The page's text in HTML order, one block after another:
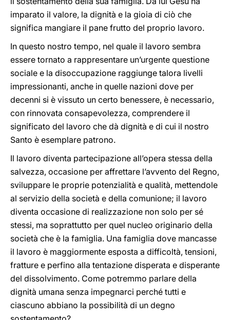
imparato il valore, la dignità e la gioia di ciò che
significa mangiare il pane frutto del proprio lavoro.
In questo nostro tempo, nel quale il lavoro sembra
essere tornato a rappresentare un’urgente questione
sociale e la disoccupazione raggiunge talora livelli
impressionanti, anche in quelle nazioni dove per
decenni si è vissuto un certo benessere, è necessario,
con rinnovata consapevolezza, comprendere il
significato del lavoro che dà dignità e di cui il nostro
Santo è esemplare patrono.
Il lavoro diventa partecipazione all’opera stessa della
salvezza, occasione per affrettare l’avvento del Regno,
sviluppare le proprie potenzialità e qualità, mettendole
al servizio della società e della comunione; il lavoro
diventa occasione di realizzazione non solo per sé
stessi, ma soprattutto per quel nucleo originario della
società che è la famiglia. Una famiglia dove mancasse
il lavoro è maggiormente esposta a difficoltà, tensioni,
fratture e perfino alla tentazione disperata e disperante
del dissolvimento. Come potremmo parlare della
dignità umana senza impegnarci perché tutti e
ciascuno abbiano la possibilità di un degno